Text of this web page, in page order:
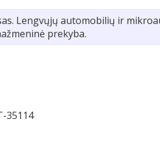
Lengvųjų automobilių ir
prekyba.
35114